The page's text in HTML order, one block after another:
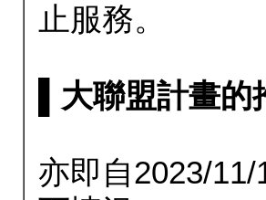
止服務。
▌大聯盟計畫
亦即自2023/